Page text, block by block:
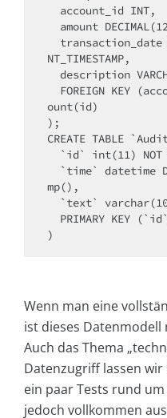
NT_TIMESTAMP,
ount(id)
);
CREATE TABLE
mp(),
Wenn man eine
ist dieses
Auch das Thema
Datenzugriff lassen
ein paar Tests rund um
jedoch vollkommen